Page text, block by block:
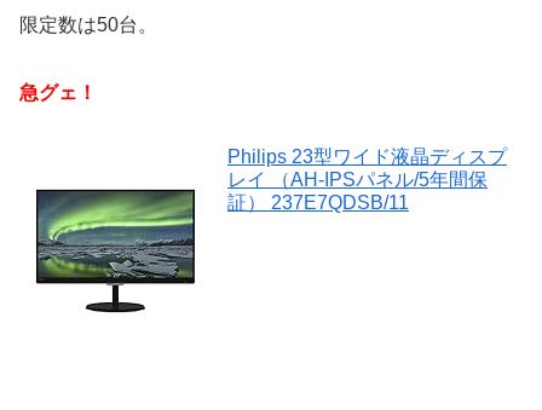
限定数は50台。
急グェ！
Philips 23型ワイド液晶ディスプ
レイ （AH-IPSパネル/5年間保
証） 237E7QDSB/11